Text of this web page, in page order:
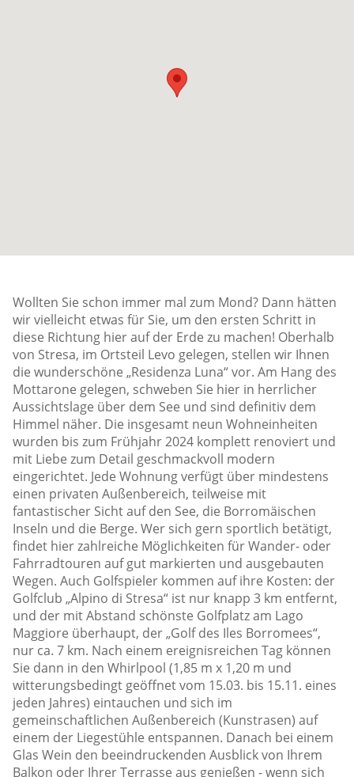
Wollten Sie schon immer mal zum Mond? Dann hätten
wir vielleicht etwas für Sie, um den ersten Schritt in
diese Richtung hier auf der Erde zu machen! Oberhalb
von Stresa, im Ortsteil Levo gelegen, stellen wir Ihnen
die wunderschöne „Residenza Luna“ vor. Am Hang des
Mottarone gelegen, schweben Sie hier in herrlicher
Aussichtslage über dem See und sind definitiv dem
Himmel näher. Die insgesamt neun Wohneinheiten
wurden bis zum Frühjahr 2024 komplett renoviert und
mit Liebe zum Detail geschmackvoll modern
eingerichtet. Jede Wohnung verfügt über mindestens
einen privaten Außenbereich, teilweise mit
fantastischer Sicht auf den See, die Borromäischen
Inseln und die Berge. Wer sich gern sportlich betätigt,
findet hier zahlreiche Möglichkeiten für Wander- oder
Fahrradtouren auf gut markierten und ausgebauten
Wegen. Auch Golfspieler kommen auf ihre Kosten: der
Golfclub „Alpino di Stresa“ ist nur knapp 3 km entfernt,
und der mit Abstand schönste Golfplatz am Lago
Maggiore überhaupt, der „Golf des Iles Borromees“,
nur ca. 7 km. Nach einem ereignisreichen Tag können
Sie dann in den Whirlpool (1,85 m x 1,20 m und
witterungsbedingt geöffnet vom 15.03. bis 15.11. eines
jeden Jahres) eintauchen und sich im
gemeinschaftlichen Außenbereich (Kunstrasen) auf
einem der Liegestühle entspannen. Danach bei einem
Glas Wein den beeindruckenden Ausblick von Ihrem
Balkon oder Ihrer Terrasse aus genießen - wenn sich